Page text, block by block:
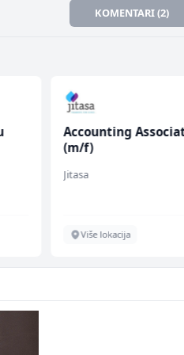
KOMENTARI (2)
Accounting
(m/f)
Jitasa
Više lokacija